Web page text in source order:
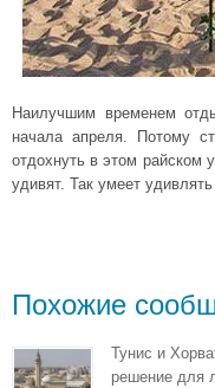
Наилучшим временем
начала апреля. Потому
отдохнуть в этом райском
удивят. Так умеет
Похожие
Тунис и
решение для